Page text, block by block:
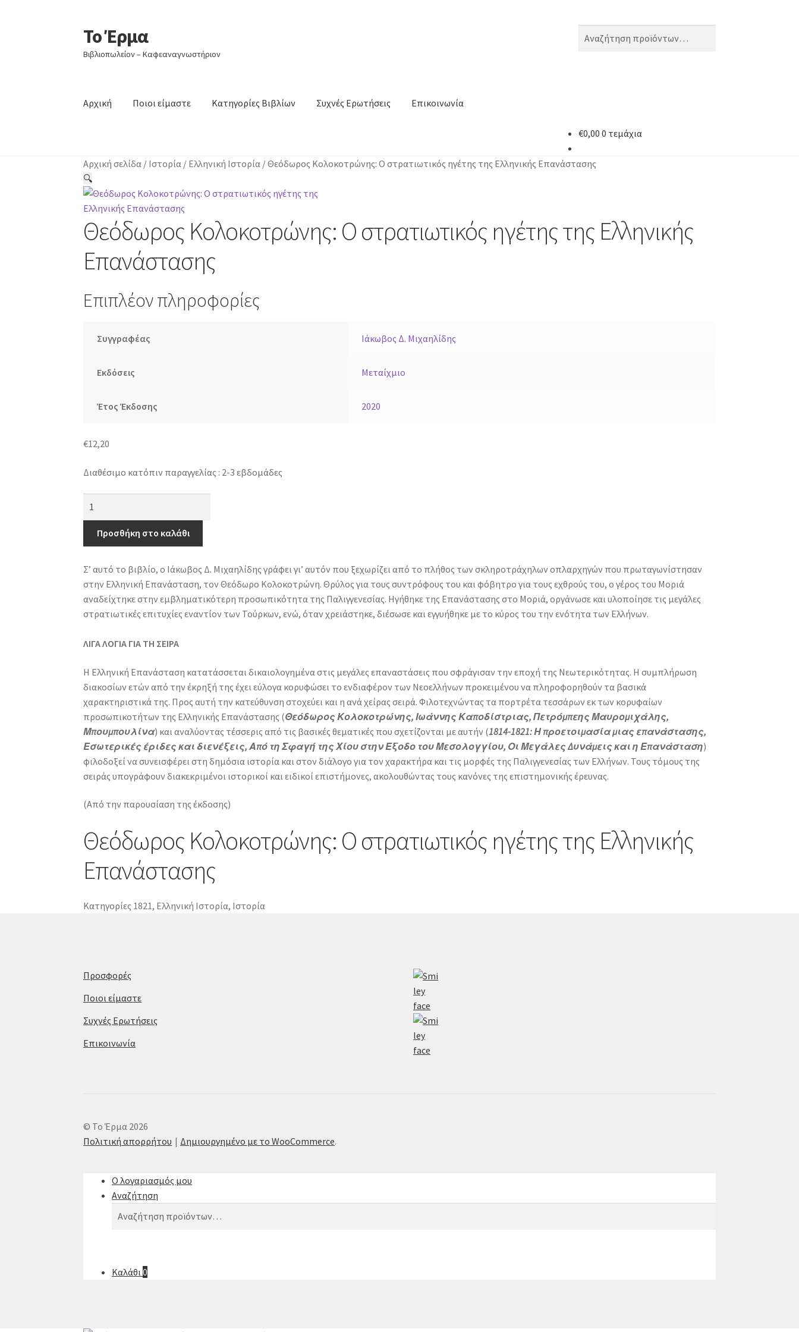
Απευθείας
μετάβαση
στην
Μετάβαση
σε
περιεχόμενο
Το Έρμα
Βιβλιοπωλείον – Καφεαναγνωστήριον
Αναζήτηση
Αναζήτηση
Αρχική Ποιοι είμαστε Κατηγορίες Βιβλίων Συχνές Ερωτήσεις Επικοινωνία
€0,00 0 τεμάχια
Αρχική σελίδα / Ιστορία / Ελληνική Ιστορία /Θεόδωρος Κολοκοτρώνης: Ο στρατιωτικός ηγέτης της Ελληνικής Επανάστασης
🔍
Θεόδωρος Κολοκοτρώνης: Ο στρατιωτικός ηγέτης της Ελληνικής
Επανάστασης
Επιπλέον πληροφορίες
Συγγραφέας Ιάκωβος Δ. Μιχαηλίδης
Εκδόσεις Μεταίχμιο
Έτος Έκδοσης 2020
€12,20
Διαθέσιμο κατόπιν παραγγελίας : 2-3 εβδομάδες
στρατιωτικός
της
Ελληνικής
Επανάστασης
ποσότητα
Προσθήκη στο καλάθι
Σ’ αυτό το βιβλίο, ο Ιάκωβος Δ. Μιχαηλίδης γράφει γι’ αυτόν που ξεχωρίζει από το πλήθος των σκληροτράχηλων οπλαρχηγών που πρωταγωνίστησαν
στην Ελληνική Επανάσταση, τον Θεόδωρο Κολοκοτρώνη. Θρύλος για τους συντρόφους του και φόβητρο για τους εχθρούς του, ο γέρος του Μοριά
αναδείχτηκε στην εµβληµατικότερη προσωπικότητα της Παλιγγενεσίας. Ηγήθηκε της Επανάστασης στο Μοριά, οργάνωσε και υλοποίησε τις µεγάλες
στρατιωτικές επιτυχίες εναντίον των Τούρκων, ενώ, όταν χρειάστηκε, διέσωσε και εγγυήθηκε µε το κύρος του την ενότητα των Ελλήνων.
ΛΙΓΑ ΛΟΓΙΑ ΓΙΑ ΤΗ ΣΕΙΡΑ
Η Ελληνική Επανάσταση κατατάσσεται δικαιολογημένα στις μεγάλες επαναστάσεις που σφράγισαν την εποχή της Νεωτερικότητας. Η συμπλήρωση
διακοσίων ετών από την έκρηξή της έχει εύλογα κορυφώσει το ενδιαφέρον των Νεοελλήνων προκειμένου να πληροφορηθούν τα βασικά
χαρακτηριστικά της. Προς αυτή την κατεύθυνση στοχεύει και η ανά χείρας σειρά. Φιλοτεχνώντας τα πορτρέτα τεσσάρων εκ των κορυφαίων
προσωπικοτήτων της Ελληνικής Επανάστασης (Θεόδωρος Κολοκοτρώνης, Ιωάννης Καποδίστριας, Πετρόμπεης Μαυρομιχάλης,
Μπουμπουλίνα) και αναλύοντας τέσσερις από τις βασικές θεματικές που σχετίζονται με αυτήν (1814-1821: Η προετοιμασία μιας επανάστασης,
Εσωτερικές έριδες και διενέξεις, Από τη Σφαγή της Χίου στην Έξοδο του Μεσολογγίου, Οι Μεγάλες Δυνάμεις και η Επανάσταση)
φιλοδοξεί να συνεισφέρει στη δημόσια ιστορία και στον διάλογο για τον χαρακτήρα και τις μορφές της Παλιγγενεσίας των Ελλήνων. Τους τόμους της
σειράς υπογράφουν διακεκριμένοι ιστορικοί και ειδικοί επιστήμονες, ακολουθώντας τους κανόνες της επιστημονικής έρευνας.
(Από την παρουσίαση της έκδοσης)
Θεόδωρος Κολοκοτρώνης: Ο στρατιωτικός ηγέτης της Ελληνικής
Επανάστασης
Κατηγορίες 1821 , Ελληνική Ιστορία, Ιστορία
Προσφορές
Ποιοι είμαστε
Συχνές Ερωτήσεις
Επικοινωνία
© Το Έρμα 2026
Πολιτική απορρήτου
Δημιουργημένο με το WooCommerce.
Ο λογαριασμός μου
Αναζήτηση
Αναζήτηση
Αναζήτηση
Καλάθι0